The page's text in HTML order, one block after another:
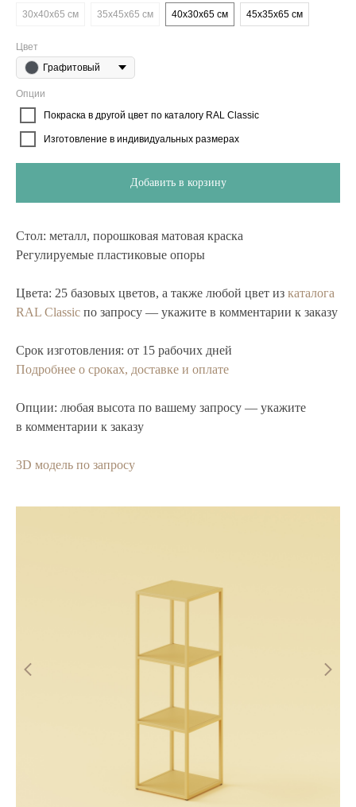
30х40х65 см
35х45х65 см 40х30х65 см 45х35х65 см
Цвет
Графитовый
Опции
Покраска в другой цвет по каталогу RAL Classic
Изготовление в индивидуальных размерах
Добавить в корзину
Стол: металл, порошковая матовая краска
Регулируемые пластиковые опоры
Цвета: 25 базовых цветов, а также любой цвет из каталога
RAL Classic по запросу — укажите в комментарии к заказу
Срок изготовления: от 15 рабочих дней
Подробнее о сроках, доставке и оплате
Опции: любая высота по вашему запросу — укажите
в комментарии к заказу
3D модель по запросу